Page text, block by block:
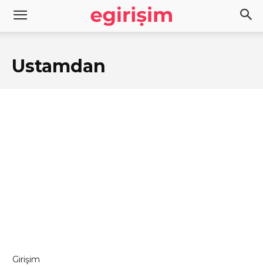
Ustamdan
Girişim